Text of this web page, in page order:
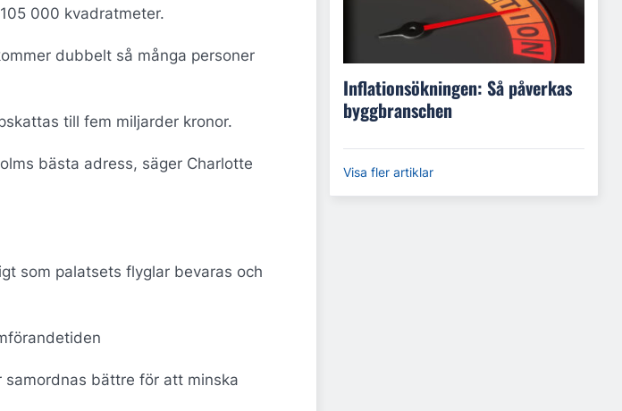
000 kvadratmeter.
dubbelt så många personer
till fem miljarder kronor.
bästa adress, säger Charlotte
som palatsets flyglar bevaras och
bättre för att minska
Inflationsökningen: Så påverkas
byggbranschen
Visa fler artiklar